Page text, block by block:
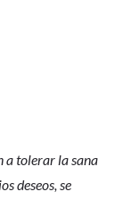
a tolerar la sana
deseos, se